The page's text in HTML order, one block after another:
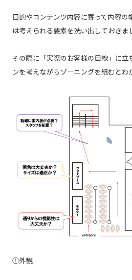
目的やコンテンツ内容に寄って内容の
は考えられる要素を洗い出しておきま
その際に「実際のお客様の目線」に立
ンを考えながらゾーニングを組むとわ
①外観